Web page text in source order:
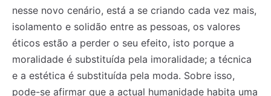
nesse novo cenário, está a se criando cada vez mais,
isolamento e solidão entre as pessoas, os valores
éticos estão a perder o seu efeito, isto porque a
moralidade é substituída pela imoralidade; a técnica
e a estética é substituída pela moda. Sobre isso,
pode-se afirmar que a actual humanidade habita uma